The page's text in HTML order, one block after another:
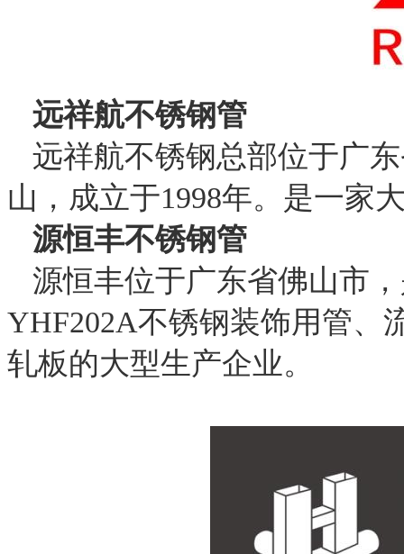
远祥航不锈钢管
远祥航不锈钢总部位于广
山，成立于1998年。是一家
源恒丰不锈钢管
源恒丰位于广东省佛山市
YHF202A不锈钢装饰用管、
轧板的大型生产企业。